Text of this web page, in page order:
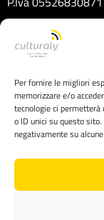
Per fornire le migliori
memorizzare e/o
tecnologie ci
o ID unici su questo
negativamente su
REA CT404199
Capitale sociale €